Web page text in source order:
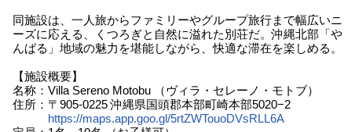
同施設は、一人旅からファミリーやグループ旅行まで幅広いニ
ーズに応える、くつろぎと自然に溢れた別荘だ。沖縄北部「や
んばる」地域の魅力を堪能しながら、快適な滞在を楽しめる。
【施設概要】
名称：Villa Sereno Motobu （ヴィラ・セレーノ・モトブ）
住所：〒905-0225 沖縄県国頭郡本部町崎本部5020−2
https://maps.app.goo.gl/5rtZWTouoDVsRLL6A